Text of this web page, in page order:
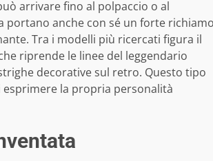
arrivare fino al polpaccio o al
portano anche con sé un forte
Tra i modelli più ricercati figura il
riprende le linee del leggendario
decorative sul retro. Questo tipo
esprimere la propria personalità